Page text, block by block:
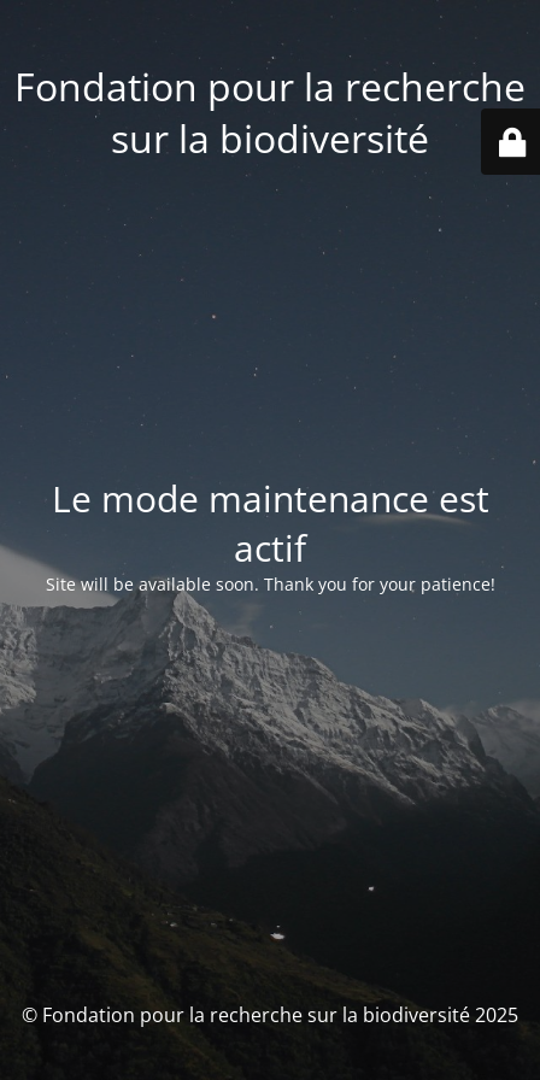
Fondation pour la recherche
sur la biodiversité
Le mode maintenance est
actif
Site will be available soon. Thank you for your patience!
© Fondation pour la recherche sur la biodiversité 2025